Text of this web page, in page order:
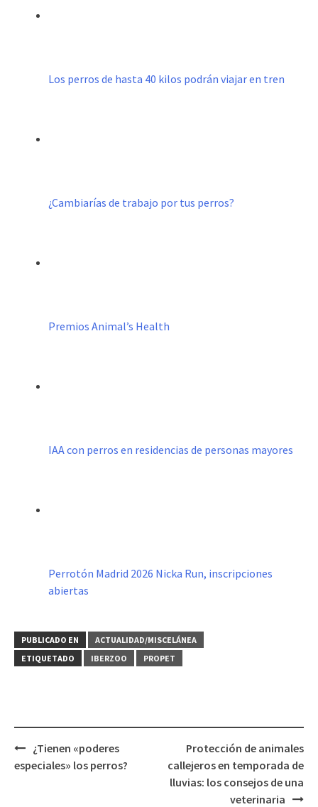
Los perros de hasta 40 kilos podrán viajar en tren
¿Cambiarías de trabajo por tus perros?
Premios Animal’s Health
IAA con perros en residencias de personas mayores
Perrotón Madrid 2026 Nicka Run, inscripciones
abiertas
PUBLICADO EN
ACTUALIDAD/MISCELÁNEA
ETIQUETADO
IBERZOO PROPET
Navegación
de
¿Tienen «poderes
especiales» los perros?
Protección de animales
callejeros en temporada de
lluvias: los consejos de una
veterinaria